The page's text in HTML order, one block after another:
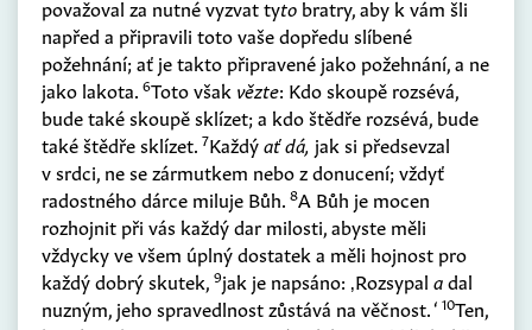
považoval za nutné vyzvat tyto bratry, aby k vám šli
napřed a připravili toto vaše dopředu slíbené
požehnání; ať je takto připravené jako požehnání, a ne
jako lakota. 6Toto však vězte: Kdo skoupě rozsévá,
bude také skoupě sklízet; a kdo štědře rozsévá, bude
také štědře sklízet. 7Každýať dá, jak si předsevzal
v srdci, ne se zármutkem nebo z donucení; vždyť
radostného dárce miluje Bůh. 8A Bůh je mocen
rozhojnit při vás každý dar milosti, abyste měli
vždycky ve všem úplný dostatek a měli hojnost pro
každý dobrý skutek, 9jak je napsáno: ‚Rozsypal adal
nuzným, jeho spravedlnost zůstává na věčnost. ‘ 10Ten,